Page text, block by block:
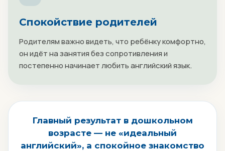
Спокойствие родителей
Родителям важно видеть, что ребёнку комфортно,
он идёт на занятия без сопротивления и
постепенно начинает любить английский язык.
Главный результат в дошкольном
возрасте — не «идеальный
английский», а спокойное знакомство